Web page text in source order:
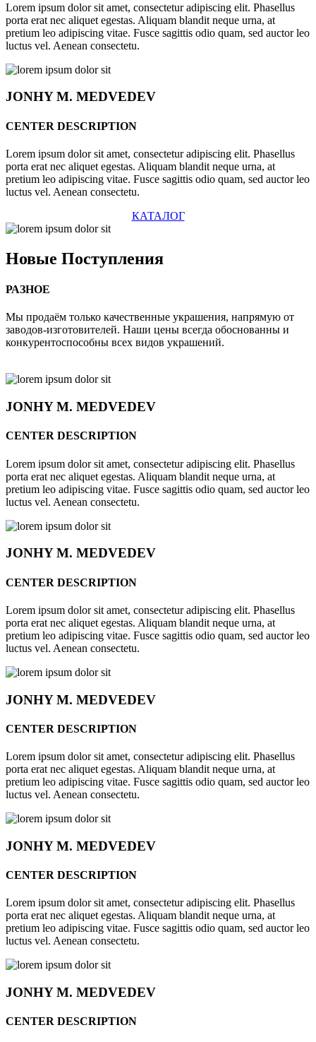
Lorem ipsum dolor sit amet, consectetur adipiscing elit. Phasellus
porta erat nec aliquet egestas. Aliquam blandit neque urna, at
pretium leo adipiscing vitae. Fusce sagittis odio quam, sed auctor leo
luctus vel. Aenean consectetu.
JONHYM. MEDVEDEV
CENTER DESCRIPTION
Lorem ipsum dolor sit amet, consectetur adipiscing elit. Phasellus
porta erat nec aliquet egestas. Aliquam blandit neque urna, at
pretium leo adipiscing vitae. Fusce sagittis odio quam, sed auctor leo
luctus vel. Aenean consectetu.
КАТАЛОГ
Новые Поступления
РАЗНОЕ
Мы продаём только качественные украшения, напрямую от
заводов-изготовителей. Наши цены всегда обоснованны и
конкурентоспособны всех видов украшений.
JONHYM. MEDVEDEV
CENTER DESCRIPTION
Lorem ipsum dolor sit amet, consectetur adipiscing elit. Phasellus
porta erat nec aliquet egestas. Aliquam blandit neque urna, at
pretium leo adipiscing vitae. Fusce sagittis odio quam, sed auctor leo
luctus vel. Aenean consectetu.
JONHYM. MEDVEDEV
CENTER DESCRIPTION
Lorem ipsum dolor sit amet, consectetur adipiscing elit. Phasellus
porta erat nec aliquet egestas. Aliquam blandit neque urna, at
pretium leo adipiscing vitae. Fusce sagittis odio quam, sed auctor leo
luctus vel. Aenean consectetu.
JONHYM. MEDVEDEV
CENTER DESCRIPTION
Lorem ipsum dolor sit amet, consectetur adipiscing elit. Phasellus
porta erat nec aliquet egestas. Aliquam blandit neque urna, at
pretium leo adipiscing vitae. Fusce sagittis odio quam, sed auctor leo
luctus vel. Aenean consectetu.
JONHYM. MEDVEDEV
CENTER DESCRIPTION
Lorem ipsum dolor sit amet, consectetur adipiscing elit. Phasellus
porta erat nec aliquet egestas. Aliquam blandit neque urna, at
pretium leo adipiscing vitae. Fusce sagittis odio quam, sed auctor leo
luctus vel. Aenean consectetu.
JONHYM. MEDVEDEV
CENTER DESCRIPTION